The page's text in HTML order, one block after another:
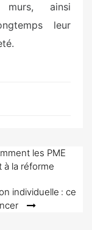
murs, ainsi
leur
les PME
la réforme
individuelle : ce